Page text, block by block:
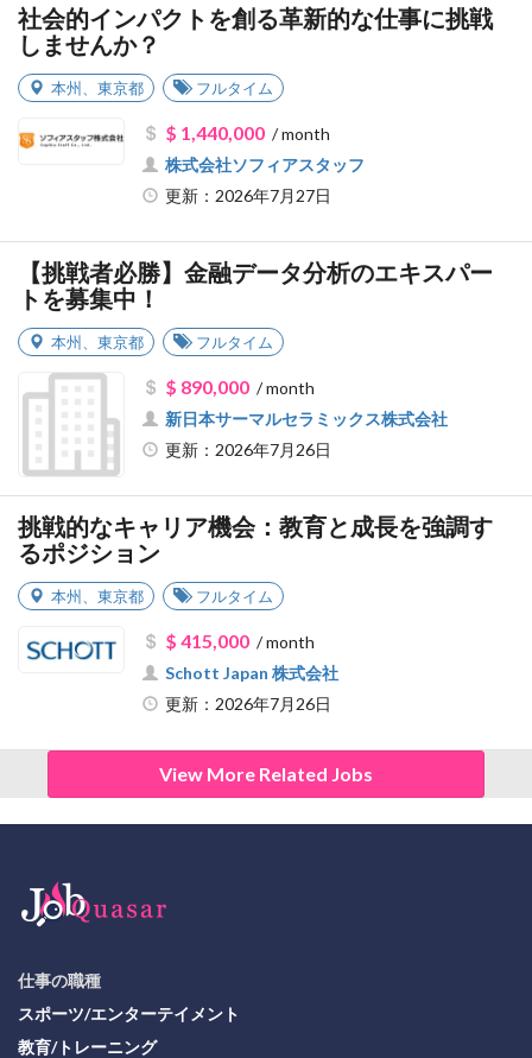
社会的インパクトを創る革新的な仕事に挑戦
しませんか？
本州 東京都 フルタイム
$ 1,440,000/ month
株式会社ソフィアスタッフ
更新：2026年7月27日
【挑戦者必勝】金融データ分析のエキスパー
トを募集中！
本州 東京都 フルタイム
$ 890,000/ month
新日本サーマルセラミックス株式会社
更新：2026年7月26日
挑戦的なキャリア機会：教育と成長を強調す
るポジション
本州 東京都 フルタイム
$ 415,000/ month
Schott Japan 株式会社
更新：2026年7月26日
View More Related Jobs
仕事の職種
スポーツ/エンターテイメント
教育/トレーニング